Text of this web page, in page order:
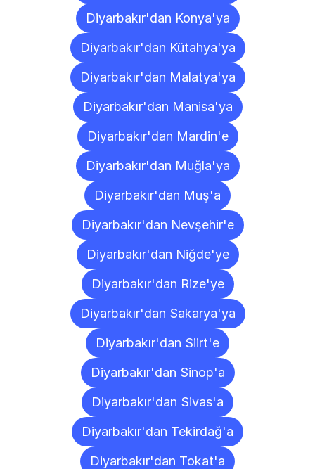
Diyarbakır'dan Konya'ya
Diyarbakır'dan Kütahya'ya
Diyarbakır'dan Malatya'ya
Diyarbakır'dan Manisa'ya
Diyarbakır'dan Mardin'e
Diyarbakır'dan Muğla'ya
Diyarbakır'dan Muş'a
Diyarbakır'dan Nevşehir'e
Diyarbakır'dan Niğde'ye
Diyarbakır'dan Rize'ye
Diyarbakır'dan Sakarya'ya
Diyarbakır'dan Siirt'e
Diyarbakır'dan Sinop'a
Diyarbakır'dan Sivas'a
Diyarbakır'dan Tekirdağ'a
Diyarbakır'dan Tokat'a